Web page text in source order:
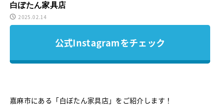
白ぼたん家具店
2025.02.14
公式Instagramをチェック
嘉麻市にある「白ぼたん家具店」をご紹介します！